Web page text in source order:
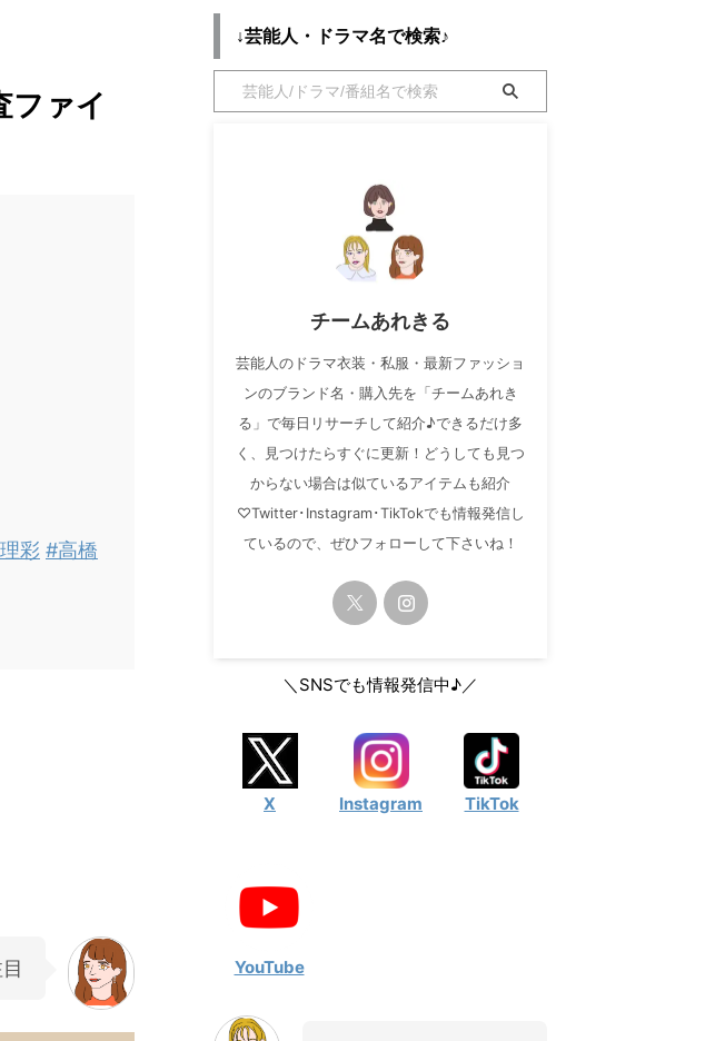
ファイ
彩 #高橋
↓芸能人・ドラマ名で検索♪
チームあれきる
芸能人のドラマ衣装・私服・最新ファッショ
ンのブランド名・購入先を「チームあれき
る」で毎日リサーチして紹介♪できるだけ多
く、見つけたらすぐに更新！どうしても見つ
からない場合は似ているアイテムも紹介
♡Twitter･Instagram･TikTokでも情報発信し
ているので、ぜひフォローして下さいね！
＼SNSでも情報発信中♪／
X Instagram TikTok
YouTube